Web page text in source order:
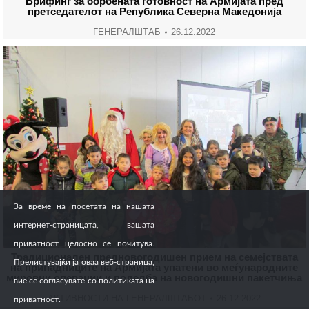
претседателот на Република Северна Македонија
ГЕНЕРАЛШТАБ 26.12.2022
Традиционален предновогодишен прием на семејствата
на припадниците на Армијата упатени во меѓународните
мировни операции и поделба на новогодишни пакетчиња
АКТИВНОСТИ НА ГЕНЕРАЛШТАБОТ
За време на посетата на нашата
интернет-страницата, вашата
приватност целосно се почитува.
Прелистувајќи ја оваа веб-страница,
вие се согласувате со политиката на
приватност.